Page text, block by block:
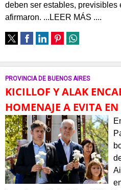
deben ser estables, previsibles
afirmaron. ...LEER MÁS ....
PROVINCIA DE BUENOS AIRES
KICILLOF Y ALAK
HOMENAJE A EVITA